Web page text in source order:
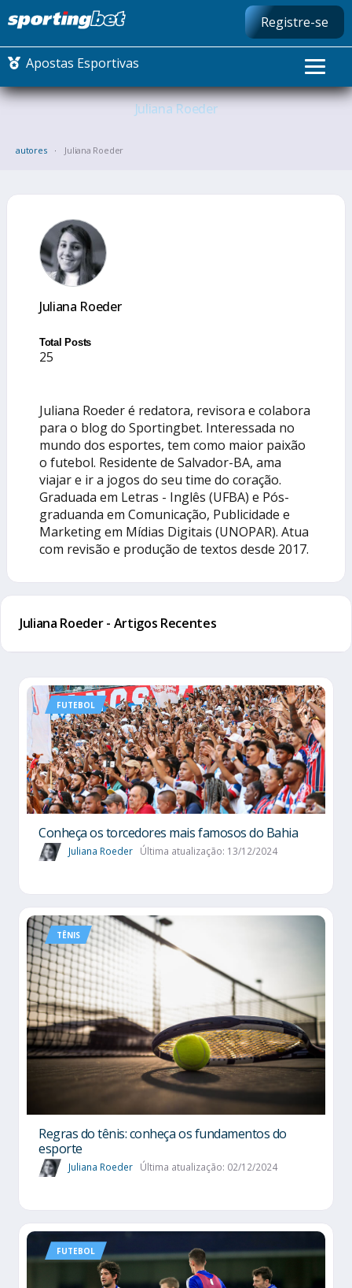
Registre-se
Apostas Esportivas
FUTEBOL INTERNACIONAL
COMO APOSTAR
Juliana Roeder
autores Juliana Roeder
Juliana Roeder
Total Posts
25
Juliana Roeder é redatora, revisora e colabora
para o blog do Sportingbet. Interessada no
mundo dos esportes, tem como maior paixão
o futebol. Residente de Salvador-BA, ama
viajar e ir a jogos do seu time do coração.
Graduada em Letras - Inglês (UFBA) e Pós-
graduanda em Comunicação, Publicidade e
Marketing em Mídias Digitais (UNOPAR). Atua
com revisão e produção de textos desde 2017.
Juliana Roeder - Artigos Recentes
FUTEBOL
Conheça os torcedores mais famosos do Bahia
Juliana Roeder Última atualização: 13/12/2024
TÊNIS
Regras do tênis: conheça os fundamentos do
esporte
Juliana Roeder Última atualização: 02/12/2024
FUTEBOL